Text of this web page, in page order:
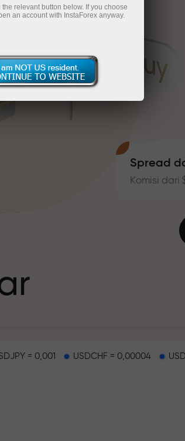
Spread
Komisi dari
= 0,001 USDCHF = 0,00004
relevant button below. If you choose
an account with InstaForex anyway.